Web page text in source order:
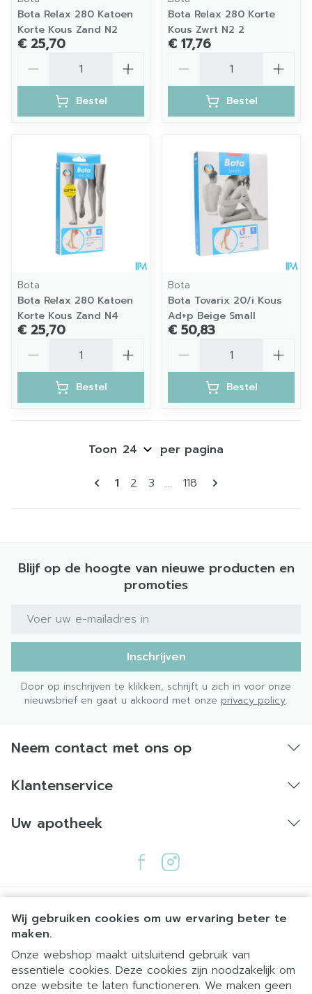
Wij gebruiken cookies om uw ervaring beter te
maken.
Onze webshop maakt uitsluitend gebruik van
essentiële cookies. Deze cookies zijn noodzakelijk om
onze website te laten functioneren. We maken geen
Bota Relax 280 Katoen
Korte Kous Zand N2
€ 25,70
Bestel
Bota Relax 280 Korte
Kous Zwrt N2 2
€ 17,76
Bestel
Bota
Bota Relax 280 Katoen
Korte Kous Zand N4
€ 25,70
Bestel
Bota
Bota Tovarix 20/i Kous
Ad+p Beige Small
€ 50,83
Bestel
Pagina's
U lees momenteel pagina
1 Pagina
2 Pagina
3 ... Pagina
118
Toon per pagina
Blijf op de hoogte van nieuwe producten en
promoties
E-mail adres
Inschrijven
Door op inschrijven te klikken, schrijft u zich in voor onze
nieuwsbrief en gaat u akkoord met onze privacy policy.
Neem contact met ons op
Klantenservice
Uw apotheek
Juridische links